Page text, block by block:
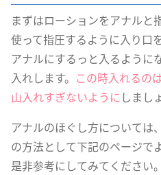
まずはローションをアナルと
使って指圧するように入り口
アナルにするっと入るように
入れします。 この時入れるの
山入れすぎないようにしまし
アナルのほぐし方については
の方法として下記のページで
是非参考にしてみてください。